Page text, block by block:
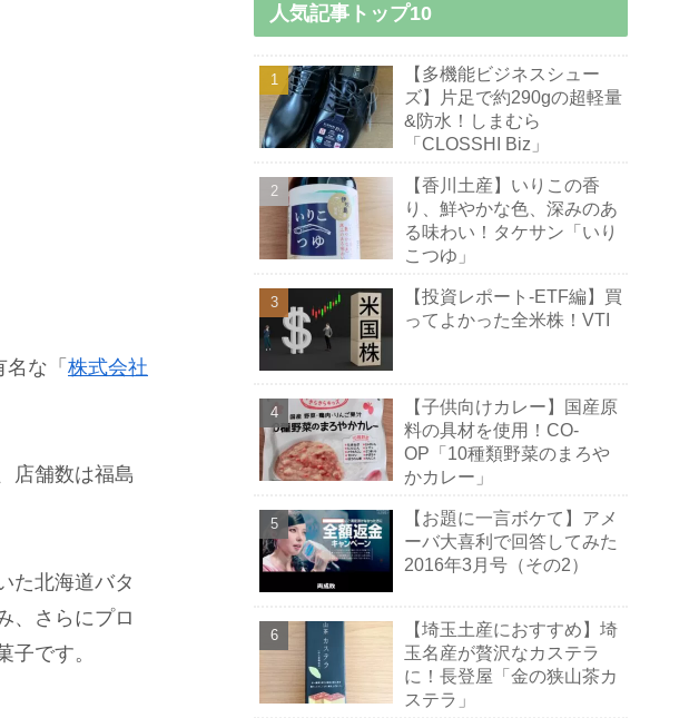
な「 株式会社
店舗数は福島
た北海道バタ
、さらにプロ
です。
人気記事トップ10
【多機能ビジネスシュー
ズ】片足で約290gの超軽量
&防水！しまむら
「CLOSSHI Biz」
【香川土産】いりこの香
り、鮮やかな色、深みのあ
る味わい！タケサン「いり
こつゆ」
【投資レポート-ETF編】買
ってよかった全米株！VTI
【子供向けカレー】国産原
料の具材を使用！CO-
OP「10種類野菜のまろや
かカレー」
【お題に一言ボケて】アメ
ーバ大喜利で回答してみた
2016年3月号（その2）
【埼玉土産におすすめ】埼
玉名産が贅沢なカステラ
に！長登屋「金の狭山茶カ
ステラ」